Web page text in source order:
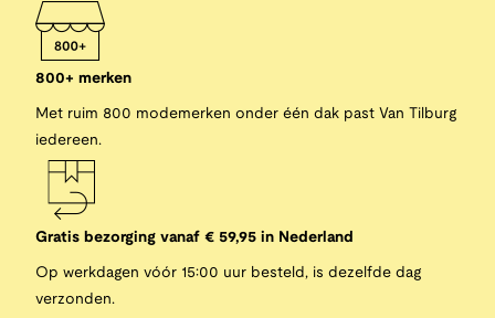
800+ merken
Met ruim 800 modemerken onder één dak past Van Tilburg
iedereen.
Gratis bezorging vanaf € 59,95 in Nederland
Op werkdagen vóór 15:00 uur besteld, is dezelfde dag
verzonden.